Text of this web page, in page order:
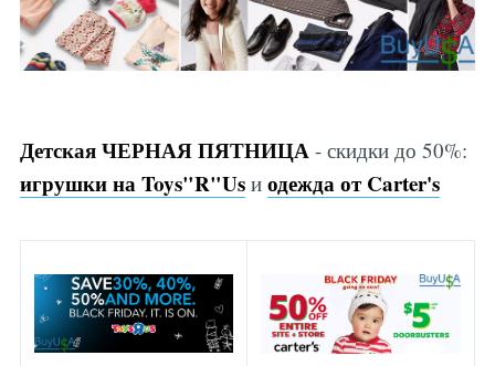
Детская ЧЕРНАЯ ПЯТНИЦА - скидки до 50%:
игрушки на Toys"R"Usи одежда от Carter's